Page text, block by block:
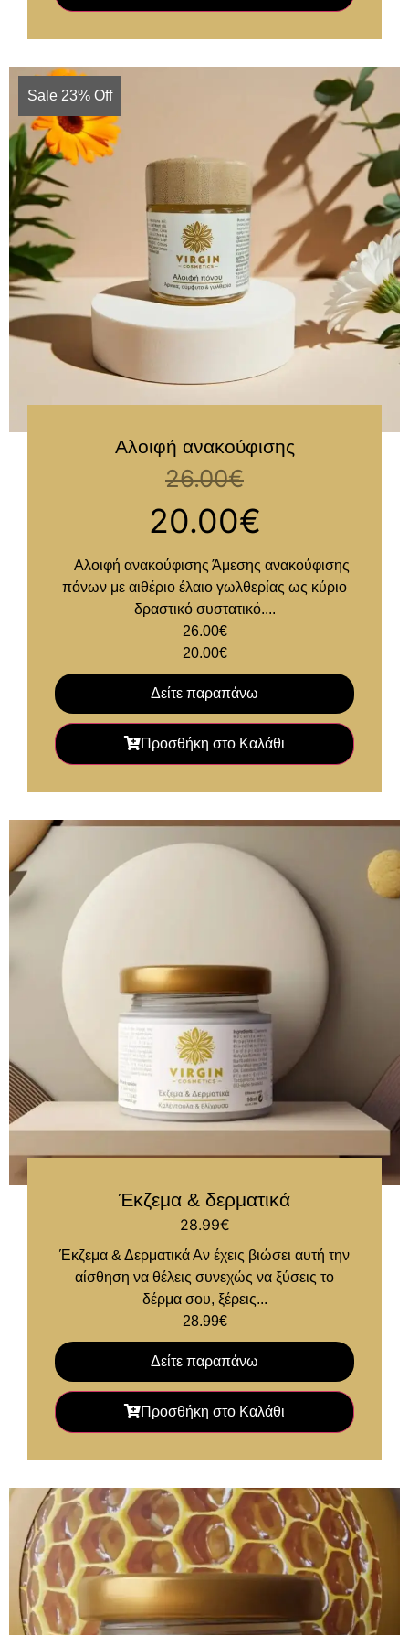
Sale 23% Off
Αλοιφή ανακούφισης
26.00€
20.00€
Αλοιφή ανακούφισης Άμεσης ανακούφισης
πόνων με αιθέριο έλαιο γωλθερίας ως κύριο
δραστικό συστατικό....
26.00€
20.00€
Δείτε παραπάνω
Προσθήκη στο Καλάθι
Έκζεμα & δερματικά
28.99€
Έκζεμα & Δερματικά Αν έχεις βιώσει αυτή την
αίσθηση να θέλεις συνεχώς να ξύσεις το
δέρμα σου, ξέρεις...
28.99€
Δείτε παραπάνω
Προσθήκη στο Καλάθι